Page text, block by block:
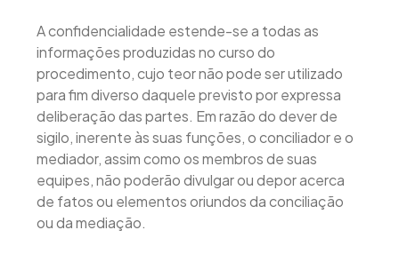
A confidencialidade estende-se a todas as
informações produzidas no curso do
procedimento, cujo teor não pode ser utilizado
para fim diverso daquele previsto por expressa
deliberação das partes. Em razão do dever de
sigilo, inerente às suas funções, o conciliador e o
mediador, assim como os membros de suas
equipes, não poderão divulgar ou depor acerca
de fatos ou elementos oriundos da conciliação
ou da mediação.